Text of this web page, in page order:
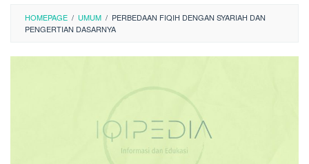
HOMEPAGE / UMUM / PERBEDAAN FIQIH DENGAN SYARIAH DAN
PENGERTIAN DASARNYA